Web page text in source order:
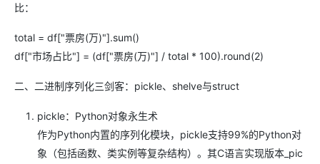
比：
total = df["票房(万)"].sum()
df["市场占比"] = (df["票房(万)"] / total * 100).round(2)
二、二进制序列化三剑客：pickle、shelve与struct
pickle：Python对象永生术
作为Python内置的序列化模块，pickle支持99%的Python对
象（包括函数、类实例等复杂结构）。其C语言实现版本_pic